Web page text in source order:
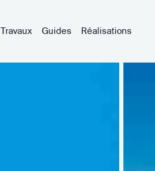
Travaux Guides Réalisations